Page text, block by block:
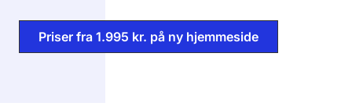
Priser fra 1.995 kr. på ny hjemmeside